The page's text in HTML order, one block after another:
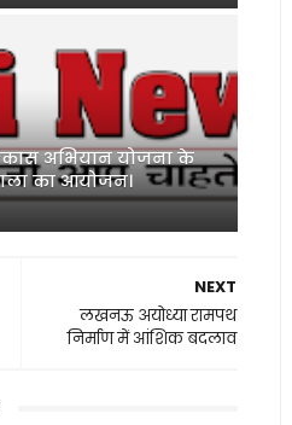
अभियान योजना के
का आयोजन।
NEXT
लखनऊ अयोध्या रामपथ
निर्माण में आंशिक बदलाव